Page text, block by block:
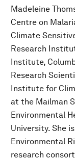
Madeleine
Centre on
Climate
Research
Institute,
Research
Institute for
at the Mailman
Environmental
University. She
Environmental
research